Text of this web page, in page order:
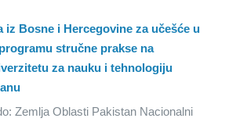
iz Bosne i Hercegovine za učešće u
stručne prakse na
za nauku i tehnologiju
Zemlja Oblasti Pakistan Nacionalni